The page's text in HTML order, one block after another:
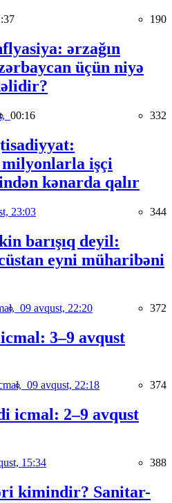
190
ərzağın
üçün niyə
00:16 332
işçi
kənarda qalır
23:03 344
barışıq deyil:
eyni müharibəni
09 avqust, 22:20 372
3–9 avqust
09 avqust, 22:18 374
icmal: 2–9 avqust
15:34 388
kimindir? Sanitar-